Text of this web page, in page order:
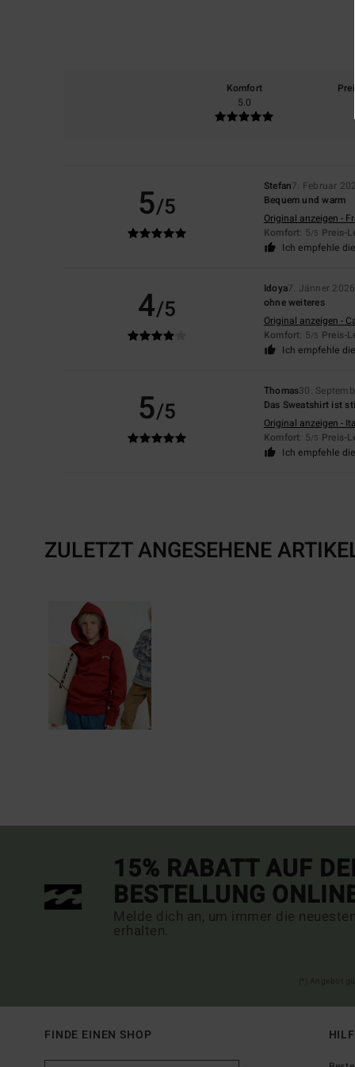
Komfort
5.0
5/5
Stefan7. Februar
Bequem und warm
Original anzeigen -
Komfort: 5/5 Preis-
Ich empfehle
4/5
Idoya7. Jänner 2026
ohne weiteres
Original anzeigen -
Komfort: 5/5 Preis-
Ich empfehle
5/5
Thomas30.
Das Sweatshirt ist
Original anzeigen -
Komfort: 5/5 Preis-
Ich empfehle
ZULETZT ANGESEHENE
15% RABATT AUF
BESTELLUNG
Melde dich an, um immer die
erhalten.
FINDE EINEN SHOP